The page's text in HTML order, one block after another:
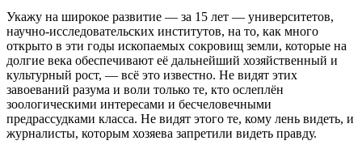
Укажу на широкое развитие — за 15 лет — университетов,
научно-исследовательских институтов, на то, как много
открыто в эти годы ископаемых сокровищ земли, которые на
долгие века обеспечивают её дальнейший хозяйственный и
культурный рост, — всё это известно. Не видят этих
завоеваний разума и воли только те, кто ослеплён
зоологическими интересами и бесчеловечными
предрассудками класса. Не видят этого те, кому лень видеть, и
журналисты, которым хозяева запретили видеть правду.